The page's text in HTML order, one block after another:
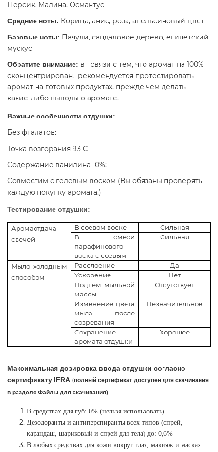
Персик, Малина, Османтус
Средние ноты: Корица, анис, роза, апельсиновый цвет
Базовые ноты: Пачули, сандаловое дерево, египетский
мускус
Обратите внимание: в связи с тем, что аромат на 100%
сконцентрирован, рекомендуется протестировать
аромат на готовых продуктах, прежде чем делать
какие-либо выводы о аромате.
Важные особенности отдушки:
Без фталатов:
Точка возгорания 93 С
Содержание ванилина- 0%;
Совместим с гелевым воском (Вы обязаны проверять
каждую покупку аромата.)
Тестирование отдушки:
Аромаотдача
свечей
В соевом воске
Сильная
В смеси
парафинового
воска с соевым
Сильная
Мыло холодным
способом
Расслоение
Да
Ускорение
Нет
Подьём мыльной
массы
Отсутствует
Изменение цвета
мыла после
созревания
Незначительное
Сохранение
аромата отдушки
Хорошее
Максимальная дозировка ввода отдушки согласно
сертификату IFRA (полный сертификат доступен для скачивания
в разделе Файлы для скачивания)
В средствах для губ: 0% (нельзя использовать)
Дезодоранты и антиперспиранты всех типов (спрей,
карандаш, шариковый и спрей для тела) до: 0,6%
В любых средствах для кожи вокруг глаз, макияж и масках